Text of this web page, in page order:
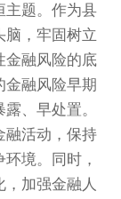
主题。作为县
脑，牢固树立
金融风险的底
金融风险早期
、早处置。
融活动，保持
境。同时，
加强金融人